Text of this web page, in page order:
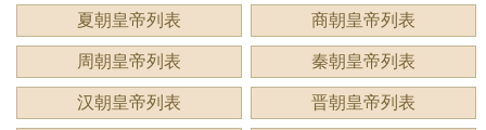
思？ 意思？ 思？用
来形容
什么意
思？
洋：描
绘繁复
哝”是成
语吗？
夏朝皇帝列表 商朝皇帝列表
周朝皇帝列表 秦朝皇帝列表
汉朝皇帝列表 晋朝皇帝列表